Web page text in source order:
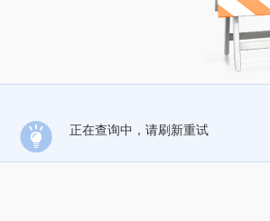
正在查询中，请刷新重试